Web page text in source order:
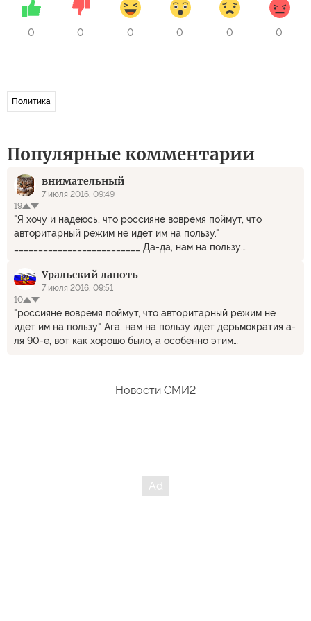
0 0 0 0 0 0
Политика
Популярные комментарии
внимательный
7 июля 2016, 09:49
19
"Я хочу и надеюсь, что россияне вовремя поймут, что
авторитарный режим не идет им на пользу."
__________________________ Да-да, нам на пользу
надо. Лично я при "диктатуре" лучше проживу. ЗЫ: Кстати,
мне до сих пор никто так и не объяснил. Если у меня есть
работа и заработанные деньги, чем возможность тратить
эти деньги при диктатуре отличается от возможности
тратить эти деньги при демократии? Даже с резюмирую.
Чем отличается демократия от диктатуры при условии
Уральский лапоть
7 июля 2016, 09:51
10
"россияне вовремя поймут, что авторитарный режим не
идет им на пользу" Ага, нам на пользу идет дерьмократия а-
ля 90-е, вот как хорошо было, а особенно этим
Новости СМИ2